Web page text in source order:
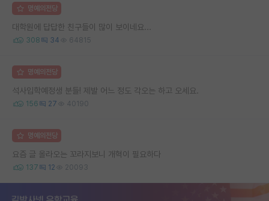
명예의전당
대학원에 답답한 친구들이 많이 보이네요...
308 34 64815
명예의전당
석사입학예정생 분들! 제발 어느 정도 각오는 하고 오세요.
156 27 40190
명예의전당
요즘 글 올라오는 꼬라지보니 개혁이 필요하다
137 12 20093